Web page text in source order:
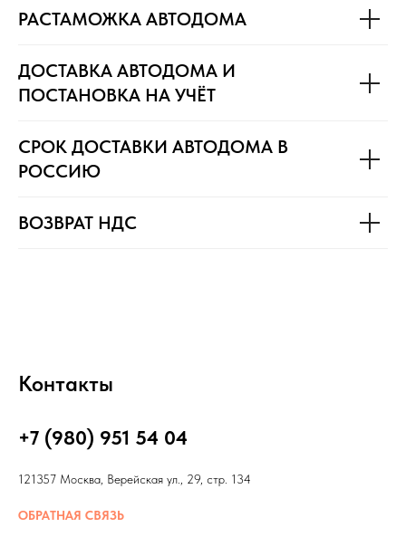
РАСТАМОЖКА АВТОДОМА
ДОСТАВКА АВТОДОМА И
ПОСТАНОВКА НА УЧЁТ
СРОК ДОСТАВКИ АВТОДОМА В
РОССИЮ
ВОЗВРАТ НДС
Контакты
+7 (980) 951 54 04
121357 Москва, Верейская ул., 29, стр. 134
ОБРАТНАЯ СВЯЗЬ